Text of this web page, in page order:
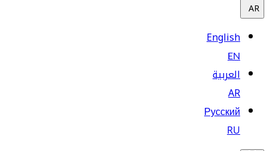
AR
English
EN
العربية
AR
Русский
RU